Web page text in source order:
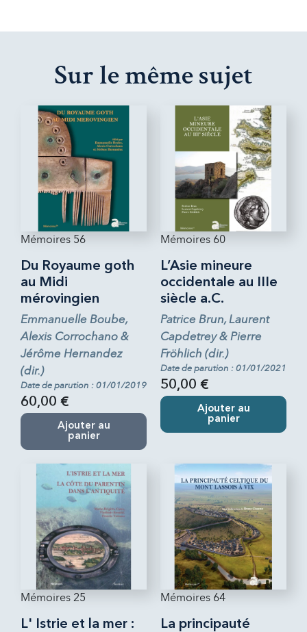
Sur le même sujet
Mémoires 56
Du Royaume goth
au Midi
mérovingien
Emmanuelle Boube,
Alexis Corrochano &
Jérôme Hernandez
(dir.)
Date de parution : 01/01/2019
60,00 €
Ajouter au
panier
Mémoires 60
L’Asie mineure
occidentale au IIIe
siècle a.C.
Patrice Brun, Laurent
Capdetrey & Pierre
Fröhlich (dir.)
Date de parution : 01/01/2021
50,00 €
Ajouter au
panier
Mémoires 25
L' Istrie et la mer :
Mémoires 64
La principauté